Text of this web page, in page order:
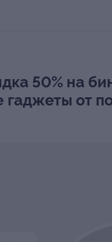
50% на
гаджеты от